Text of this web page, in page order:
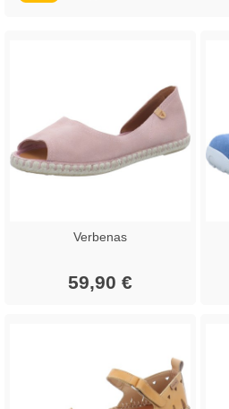
Verbenas
59,90 €